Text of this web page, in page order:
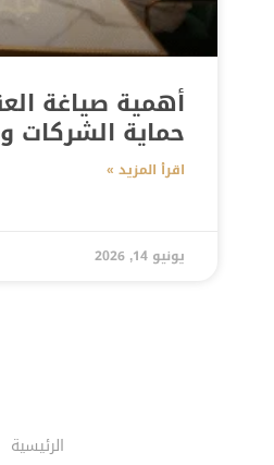
أهمية صياغة
حماية الشركات
اقرأ المزيد »
يونيو 14, 2026
الرئيسية